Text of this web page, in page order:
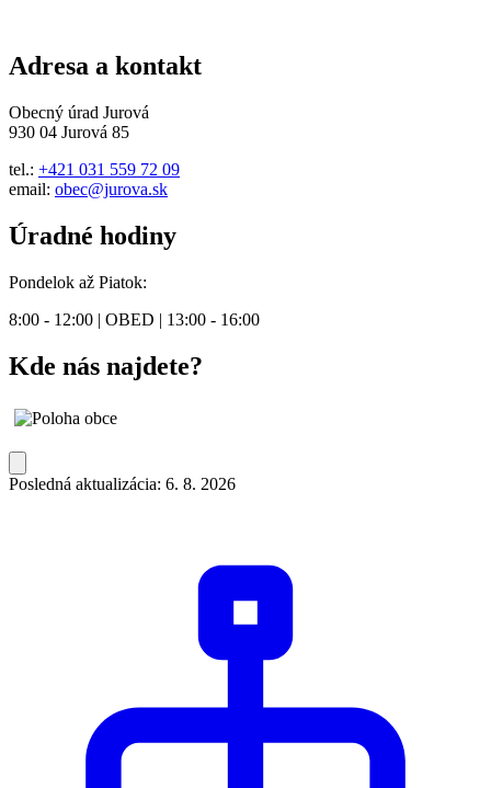
Adresa a kontakt
Obecný úrad Jurová
930 04 Jurová 85
tel.: +421 031 559 72 09
email: obec@jurova.sk
Úradné hodiny
Pondelok až Piatok:
8:00 - 12:00 | OBED | 13:00 - 16:00
Kde nás najdete?
Posledná aktualizácia: 6. 8. 2026